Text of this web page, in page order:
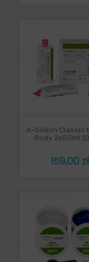
A-Silikon Classic
Body 2x50ml
Cena
159,00 zł